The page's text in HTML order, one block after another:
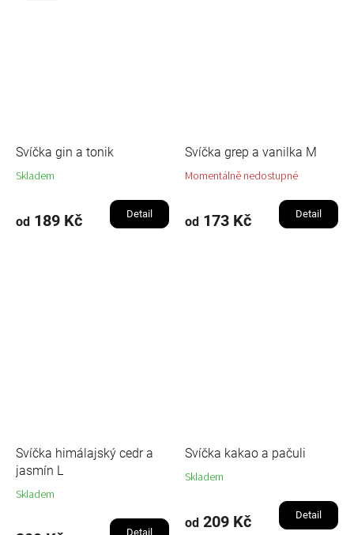
Svíčka gin a tonik
Skladem
od 189 Kč Detail
Svíčka grep a vanilka M
Momentálně nedostupné
od 173 Kč Detail
Svíčka himálajský cedr a
jasmín L
Skladem
Detail
Svíčka kakao a pačuli
Skladem
od 209 Kč Detail